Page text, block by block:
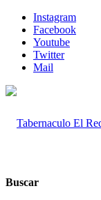
Instagram
Facebook
Youtube
Twitter
Mail
Buscar